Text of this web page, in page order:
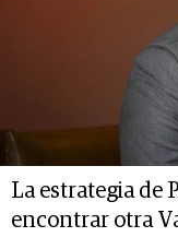
La estrategia de
encontrar otra